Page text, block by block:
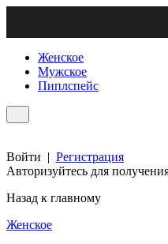
Женское
Мужское
Пиплспейс
Войти | Регистрация
Авторизуйтесь для
Назад к главному
Женское